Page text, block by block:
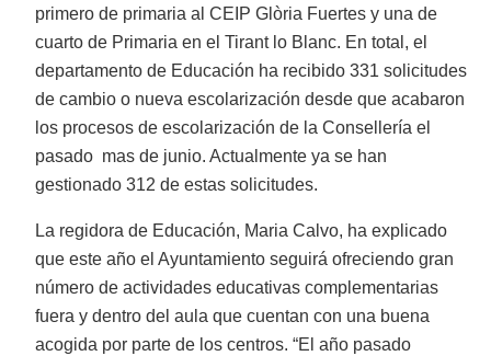
primero de primaria al CEIP Glòria Fuertes y una de
cuarto de Primaria en el Tirant lo Blanc. En total, el
departamento de Educación ha recibido 331 solicitudes
de cambio o nueva escolarización desde que acabaron
los procesos de escolarización de la Consellería el
pasado mas de junio. Actualmente ya se han
gestionado 312 de estas solicitudes.
La regidora de Educación, Maria Calvo, ha explicado
que este año el Ayuntamiento seguirá ofreciendo gran
número de actividades educativas complementarias
fuera y dentro del aula que cuentan con una buena
acogida por parte de los centros. “El año pasado